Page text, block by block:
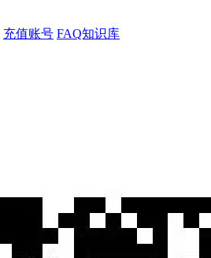
充值账号 FAQ知识库